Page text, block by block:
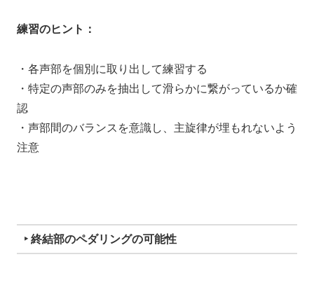
練習のヒント：
・各声部を個別に取り出して練習する
・特定の声部のみを抽出して滑らかに繋がっているか確
認
・声部間のバランスを意識し、主旋律が埋もれないよう
注意
‣ 終結部のペダリングの可能性